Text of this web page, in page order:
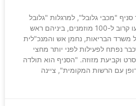
"מכבי גלובל", למרגלות "גלובל
טאוורס" ברח' רבין, הגיעו קרוב ל-100 מוזמנים, ביניהם ראש
משרד הבריאות, נחמן אש והמנכ"לית
נפתח לפעילות לפני יותר מחצי
וקביעת מזוזה. "הסניף הוא תולדה
עם הרשות המקומית", ציינה